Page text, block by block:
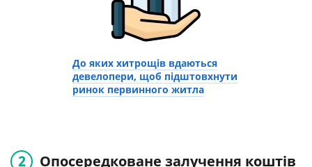
До яких хитрощів вдаються
девелопери, щоб підштовхнути
ринок первинного житла
Опосередковане залучення коштів